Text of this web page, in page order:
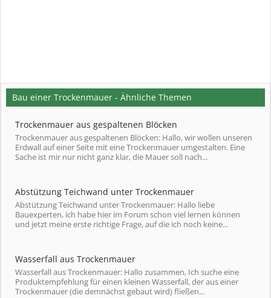
Bau einer Trockenmauer - Ähnliche Themen
Trockenmauer aus gespaltenen Blöcken
Trockenmauer aus gespaltenen Blöcken: Hallo, wir wollen unseren
Erdwall auf einer Seite mit eine Trockenmauer umgestalten. Eine
Sache ist mir nur nicht ganz klar, die Mauer soll nach...
Abstützung Teichwand unter Trockenmauer
Abstützung Teichwand unter Trockenmauer: Hallo liebe
Bauexperten, ich habe hier im Forum schon viel lernen können
und jetzt meine erste richtige Frage, auf die ich noch keine...
Wasserfall aus Trockenmauer
Wasserfall aus Trockenmauer: Hallo zusammen, Ich suche eine
Produktempfehlung für einen kleinen Wasserfall, der aus einer
Trockenmauer (die demnächst gebaut wird) fließen...